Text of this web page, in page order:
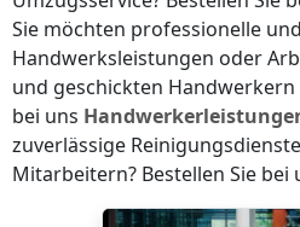
Sie möchten professionelle
Handwerksleistungen oder
und geschickten Handwerkern
bei uns
zuverlässige
Mitarbeitern? Bestellen Sie bei